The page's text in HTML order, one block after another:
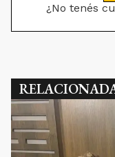
¿No tenés